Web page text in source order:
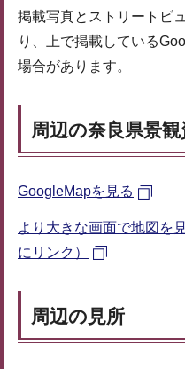
掲載写真とストリートビ
り、上で掲載している
場合があります。
周辺の奈良県景観
GoogleMapを見る
より大きな画面で地図を
にリンク）
周辺の見所